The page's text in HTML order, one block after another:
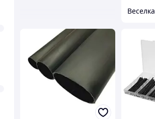
Веселка